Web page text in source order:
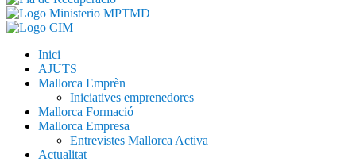
Inici
AJUTS
Mallorca Emprèn
Iniciatives emprenedores
Mallorca Formació
Mallorca Empresa
Entrevistes Mallorca Activa
Actualitat